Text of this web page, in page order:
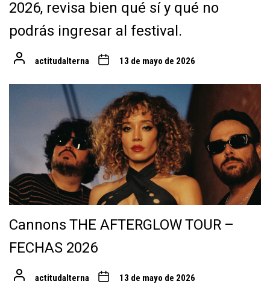
2026, revisa bien qué sí y qué no
podrás ingresar al festival.
actitudalterna 13 de mayo de 2026
Cannons THE AFTERGLOW TOUR –
FECHAS 2026
actitudalterna 13 de mayo de 2026